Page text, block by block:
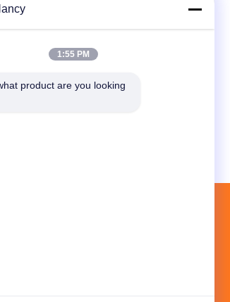
ইউহুয়ান, ঝেজিয়াং, চীন
1:55 PM
product are you looking